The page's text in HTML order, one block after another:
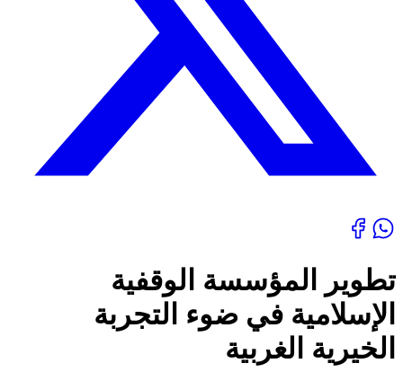
تطوير المؤسسة الوقفية
الإسلامية في ضوء التجربة
الخيرية الغربية